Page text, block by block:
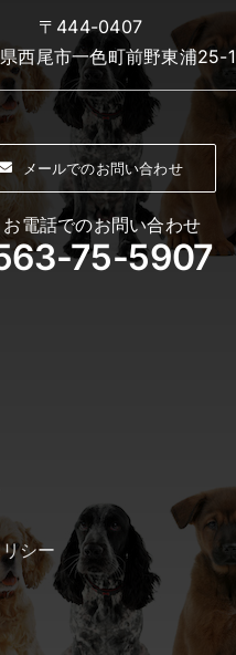
〒444-0407
西尾市一色町前野東浦25-1
メールでのお問い合わせ
お電話でのお問い合わせ
75-5907
シー